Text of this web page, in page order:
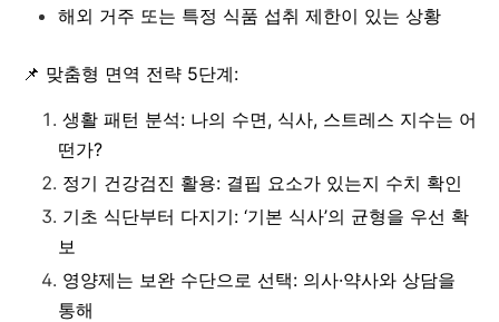
해외 거주 또는 특정 식품 섭취 제한이 있는 상황
📌 맞춤형 면역 전략 5단계:
생활 패턴 분석: 나의 수면, 식사, 스트레스 지수는 어
떤가?
정기 건강검진 활용: 결핍 요소가 있는지 수치 확인
기초 식단부터 다지기: ‘기본 식사’의 균형을 우선 확
보
영양제는 보완 수단으로 선택: 의사·약사와 상담을
통해